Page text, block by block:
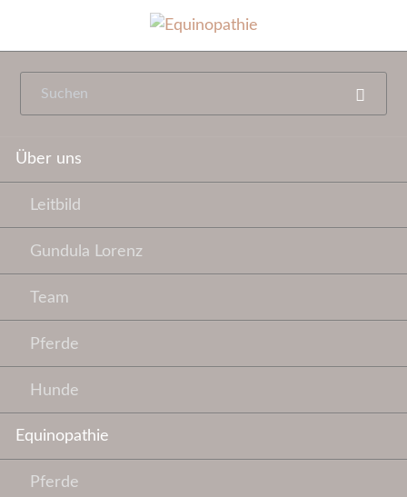
Navigation
Über uns
Leitbild
Gundula Lorenz
Team
Pferde
Hunde
Equinopathie
Pferde